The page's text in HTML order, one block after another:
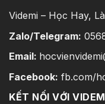
Videmi – Học Hay,
Zalo/Telegram:
Email:
Facebook: fb.com/
KẾT NỐI VỚI